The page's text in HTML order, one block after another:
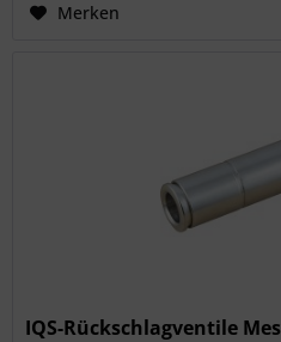
Merken
IQS-Rückschlagventile